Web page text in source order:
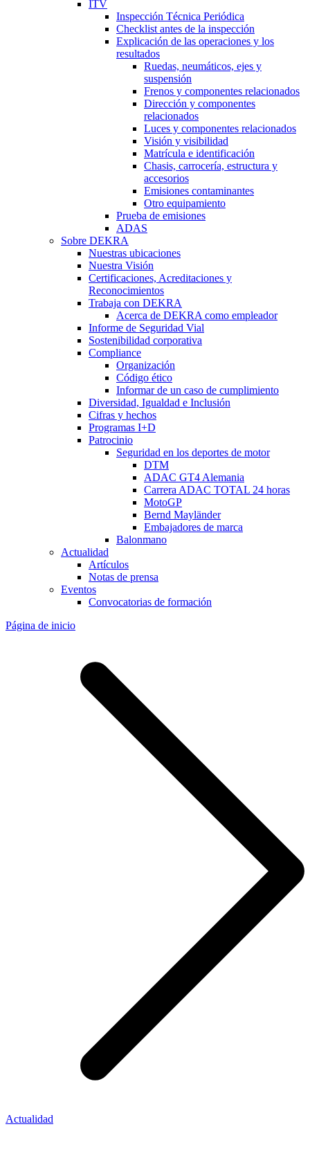
ITV
Inspección Técnica Periódica
Checklist antes de la inspección
Explicación de las operaciones y los
resultados
Ruedas, neumáticos, ejes y
suspensión
Frenos y componentes relacionados
Dirección y componentes
relacionados
Luces y componentes relacionados
Visión y visibilidad
Matrícula e identificación
Chasis, carrocería, estructura y
accesorios
Emisiones contaminantes
Otro equipamiento
Prueba de emisiones
ADAS
Sobre DEKRA
Nuestras ubicaciones
Nuestra Visión
Certificaciones, Acreditaciones y
Reconocimientos
Trabaja con DEKRA
Acerca de DEKRA como empleador
Informe de Seguridad Vial
Sostenibilidad corporativa
Compliance
Organización
Código ético
Informar de un caso de cumplimiento
Diversidad, Igualdad e Inclusión
Cifras y hechos
Programas I+D
Patrocinio
Seguridad en los deportes de motor
DTM
ADAC GT4 Alemania
Carrera ADAC TOTAL 24 horas
MotoGP
Bernd Mayländer
Embajadores de marca
Balonmano
Actualidad
Artículos
Notas de prensa
Eventos
Convocatorias de formación
Página de inicio
Actualidad